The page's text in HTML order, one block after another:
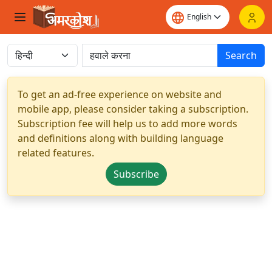
Search
To get an ad-free experience on website and
mobile app, please consider taking a subscription.
Subscription fee will help us to add more words
and definitions along with building language
related features.
Subscribe